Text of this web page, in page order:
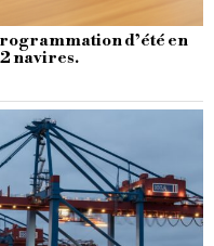
d’été en
navires.